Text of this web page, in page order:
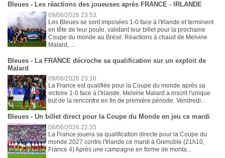
Bleues - Les réactions des joueuses après FRANCE - IRLANDE
09/06/2026 23:53
Les Bleues se sont imposées 1-0 face à l'Irlande et terminent
en tête de leur poule, validant leur billet pour la prochaine
Coupe du monde au Brésil. Réactions à chaud de Melvine
Malard, ...
Bleues - La FRANCE décroche sa qualification sur un exploit de
Malard
09/06/2026 23:16
La France est qualifiée pour la Coupe du monde après sa
victoire 1-0 face à l'Irlande. Melvine Malard a inscrit l'unique
but de la rencontre en fin de première période. Vendredi...
Bleues - Un billet direct pour la Coupe du Monde en jeu ce mardi
08/06/2026 22:35
La France jouera sa qualification directe pour la Coupe du
monde 2027 contre l'Irlande ce mardi à Grenoble (21h10,
France 4) Après une campagne en forme de monta...